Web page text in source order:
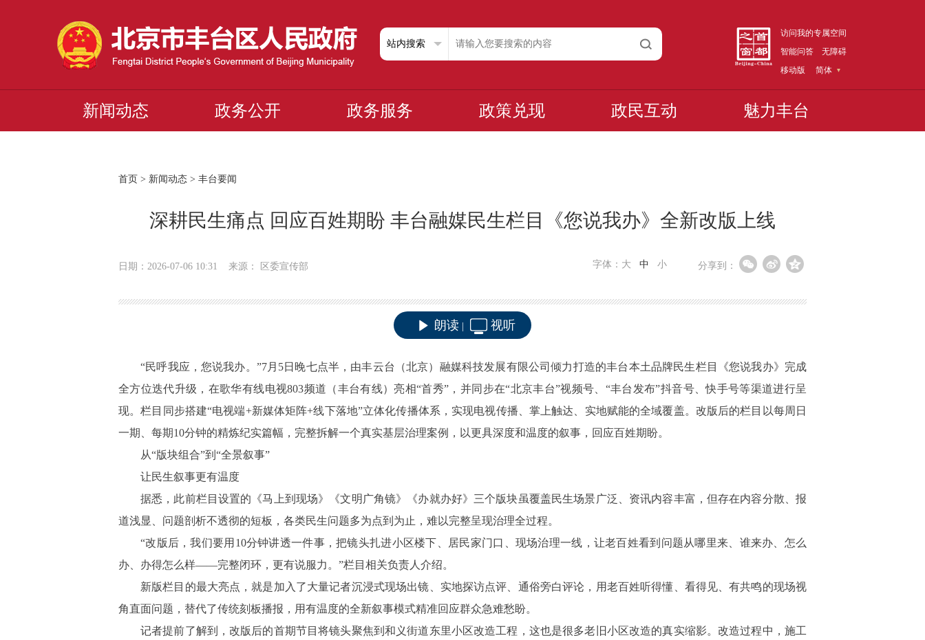
访问我的专属空间
智能问答
无障碍
移动版
简体
新闻动态 政务公开 政务服务 政策兑现 政民互动 魅力丰台
首页 > 新闻动态 > 丰台要闻
深耕民生痛点 回应百姓期盼 丰台融媒民生栏目《您说我办》全新改版上线
日期：2026-07-06 10:31 来源： 区委宣传部 分享到：
字体： 大 中 小
朗读 视听
“民呼我应，您说我办。”7月5日晚七点半，由丰云台（北京）融媒科技发展有限公司倾力打造的丰台本土品牌民生栏目《您说我办》完成
全方位迭代升级，在歌华有线电视803频道（丰台有线）亮相“首秀”，并同步在“北京丰台”视频号、“丰台发布”抖音号、快手号等渠道进行呈
现。栏目同步搭建“电视端+新媒体矩阵+线下落地”立体化传播体系，实现电视传播、掌上触达、实地赋能的全域覆盖。改版后的栏目以每周日
一期、每期10分钟的精炼纪实篇幅，完整拆解一个真实基层治理案例，以更具深度和温度的叙事，回应百姓期盼。
从“版块组合”到“全景叙事”
让民生叙事更有温度
据悉，此前栏目设置的《马上到现场》《文明广角镜》《办就办好》三个版块虽覆盖民生场景广泛、资讯内容丰富，但存在内容分散、报
道浅显、问题剖析不透彻的短板，各类民生问题多为点到为止，难以完整呈现治理全过程。
“改版后，我们要用10分钟讲透一件事，把镜头扎进小区楼下、居民家门口、现场治理一线，让老百姓看到问题从哪里来、谁来办、怎么
办、办得怎么样——完整闭环，更有说服力。”栏目相关负责人介绍。
新版栏目的最大亮点，就是加入了大量记者沉浸式现场出镜、实地探访点评、通俗旁白评论，用老百姓听得懂、看得见、有共鸣的现场视
角直面问题，替代了传统刻板播报，用有温度的全新叙事模式精准回应群众急难愁盼。
记者提前了解到，改版后的首期节目将镜头聚焦到和义街道东里小区改造工程，这也是很多老旧小区改造的真实缩影。改造过程中，施工